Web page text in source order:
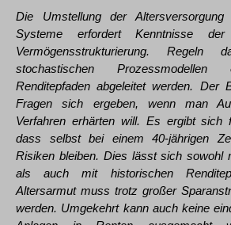
Die Umstellung der Altersversorgung
Systeme erfordert Kenntnisse
Vermögensstrukturierung. Regeln
stochastischen Prozessmodellen
Renditepfaden abgeleitet werden. Der
Fragen sich ergeben, wenn man
Verfahren erhärten will. Es ergibt sich
dass selbst bei einem 40-jährigen
Risiken bleiben. Dies lässt sich sowohl
als auch mit historischen
Altersarmut muss trotz großer
werden. Umgekehrt kann auch keine